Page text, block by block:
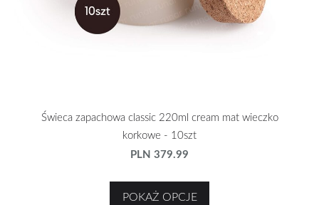
Świeca zapachowa classic 220ml cream mat wieczko
korkowe - 10szt
PLN 379.99
POKAŻ OPCJE